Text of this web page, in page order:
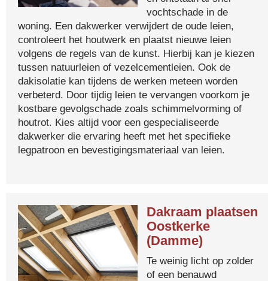
vochtschade in de
woning. Een dakwerker verwijdert de oude leien,
controleert het houtwerk en plaatst nieuwe leien
volgens de regels van de kunst. Hierbij kan je kiezen
tussen natuurleien of vezelcementleien. Ook de
dakisolatie kan tijdens de werken meteen worden
verbeterd. Door tijdig leien te vervangen voorkom je
kostbare gevolgschade zoals schimmelvorming of
houtrot. Kies altijd voor een gespecialiseerde
dakwerker die ervaring heeft met het specifieke
legpatroon en bevestigingsmateriaal van leien.
Dakraam plaatsen
Oostkerke
(Damme)
Te weinig licht op zolder
of een benauwd